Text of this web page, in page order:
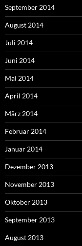
September 2014
August 2014
Juli 2014
Juni 2014
Mai 2014
April 2014
März 2014
Februar 2014
Januar 2014
Dezember 2013
November 2013
Oktober 2013
September 2013
August 2013